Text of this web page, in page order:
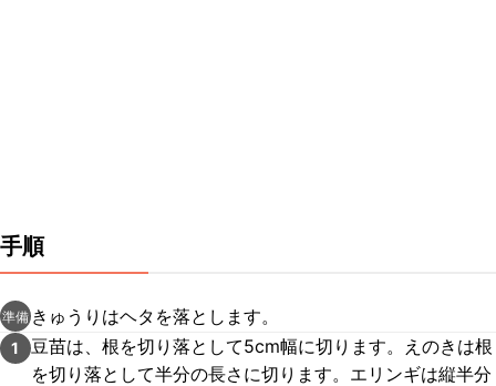
手順
準備 きゅうりはヘタを落とします。
1
豆苗は、根を切り落として5cm幅に切ります。えのきは根
を切り落として半分の長さに切ります。エリンギは縦半分